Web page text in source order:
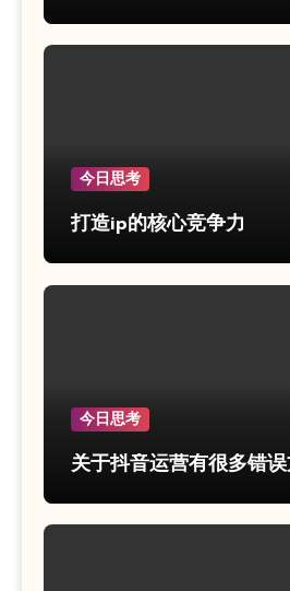
今日思考
打造ip的核心竞争力
今日思考
关于抖音运营有很多错